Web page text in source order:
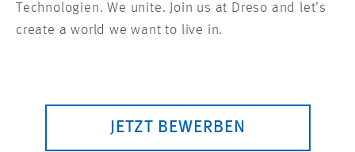
Technologien. We unite. Join us at Dreso and let’s
create a world we want to live in.
JETZT BEWERBEN